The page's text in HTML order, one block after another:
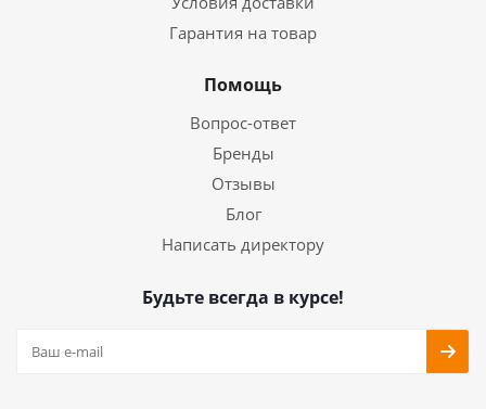
Гарантия на товар
Помощь
Вопрос-ответ
Бренды
Отзывы
Блог
Написать директору
Будьте всегда в курсе!